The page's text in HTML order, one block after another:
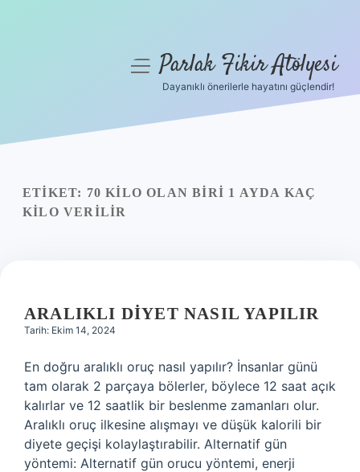
Yasal Uyarı
menüyüParlak Fikir Atölyesi
Dayanıklı önerilerle hayatını güçlendir!
ETIKET: 70 KILO OLAN BIRI 1 AYDA KAÇ
KILO VERILIR
ARALIKLI DIYET NASIL YAPILIR
Tarih: Ekim 14, 2024
En doğru aralıklı oruç nasıl yapılır? İnsanlar günü
tam olarak 2 parçaya bölerler, böylece 12 saat açık
kalırlar ve 12 saatlik bir beslenme zamanları olur.
Aralıklı oruç ilkesine alışmayı ve düşük kalorili bir
diyete geçişi kolaylaştırabilir. Alternatif gün
yöntemi: Alternatif gün orucu yöntemi, enerji